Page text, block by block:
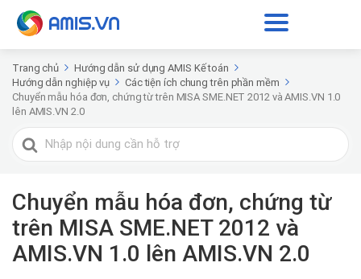
Trang chủ
Hướng dẫn sử dụng AMIS Kế toán
Hướng dẫn nghiệp vụ
Các tiện ích chung trên phần mềm
Chuyển mẫu hóa đơn, chứng từ trên MISA SME.NET 2012 và AMIS.VN 1.0
lên AMIS.VN 2.0
Tìm
kiếm
Chuyển mẫu hóa đơn, chứng từ
trên MISA SME.NET 2012 và
AMIS.VN 1.0 lên AMIS.VN 2.0